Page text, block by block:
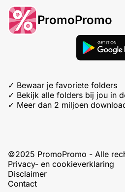
PromoPromo
✓ Bewaar je favoriete folders
✓ Bekijk alle folders bij jou in
✓ Meer dan 2 miljoen
©2025 PromoPromo - Alle
Privacy- en cookieverklaring
Disclaimer
Contact